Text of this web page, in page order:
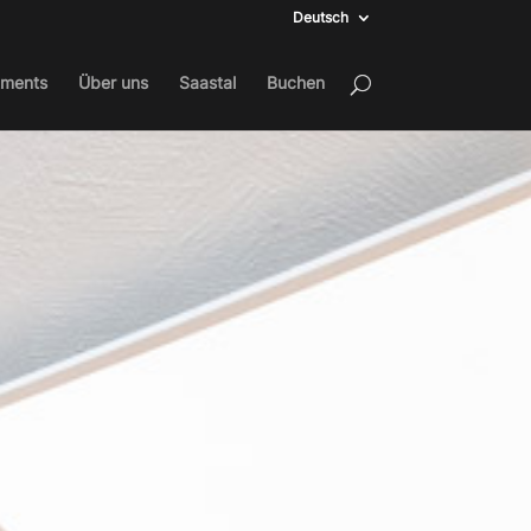
Deutsch
Über uns Saastal Buchen